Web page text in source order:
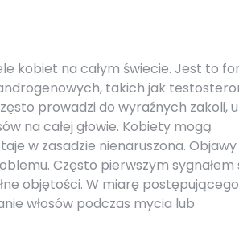
kobiet na całym świecie. Jest to
takich jak
prowadzi do wyraźnych zakoli, u
na całej głowie. Kobiety mogą
w zasadzie nienaruszona. Objawy
Często pierwszym sygnałem
objętości. W miarę postępującego
włosów podczas mycia lub